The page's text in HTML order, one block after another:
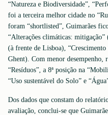
“Natureza e Biodiversidade”,
foi a terceira melhor cidade no
foram “shortlisted”, Guimarães
“Alterações climáticas:
(à frente de Lisboa),
Ghent). Com menor desempenho,
“Resíduos”, a 8ª posição na
“Uso sustentável do Solo” e
Dos dados que constam do
avaliação, conclui-se que